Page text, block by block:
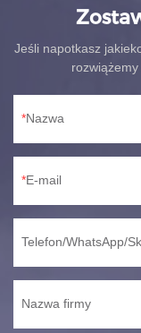
Jeśli napotkasz
Nazwa
E-mail
Telefon/WhatsApp/
Nazwa firmy